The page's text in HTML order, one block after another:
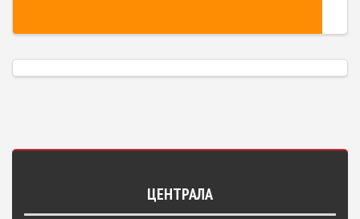
ЦЕНТРАЛА